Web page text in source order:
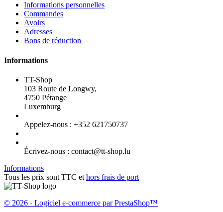
Informations personnelles
Commandes
Avoirs
Adresses
Bons de réduction
Informations
TT-Shop
103 Route de Longwy,
4750 Pétange
Luxemburg
Appelez-nous : +352 621750737
Écrivez-nous : contact@tt-shop.lu
Informations
Tous les prix sont TTC et hors frais de port
© 2026 - Logiciel e-commerce par PrestaShop™